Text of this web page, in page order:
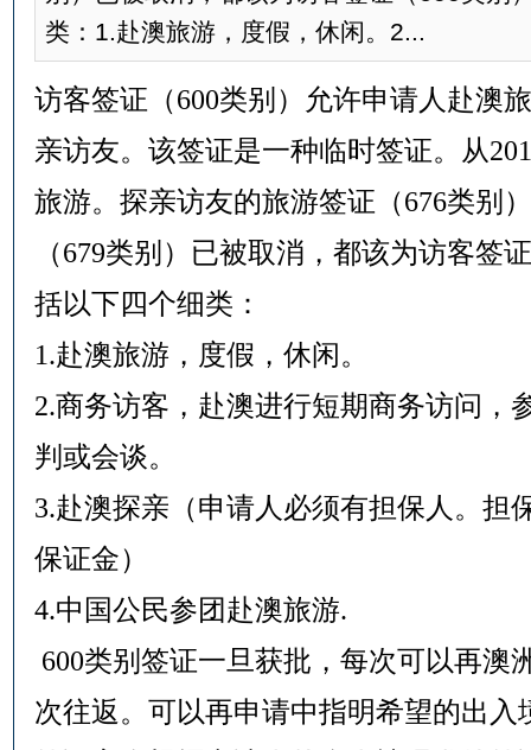
类：1.赴澳旅游，度假，休闲。2...
访客签证（600类别）允许申请人赴澳
亲访友。该签证是一种临时签证。从
旅游。探亲访友的旅游签证（676类别
（679类别）已被取消，都该为访客签
括以下四个细类：
1.赴澳旅游，度假，休闲。
2.商务访客，赴澳进行短期商务访问，
判或会谈。
3.赴澳探亲（申请人必须有担保人。担
保证金）
4.中国公民参团赴澳旅游.
600类别签证一旦获批，每次可以再澳
次往返。可以再申请中指明希望的出入